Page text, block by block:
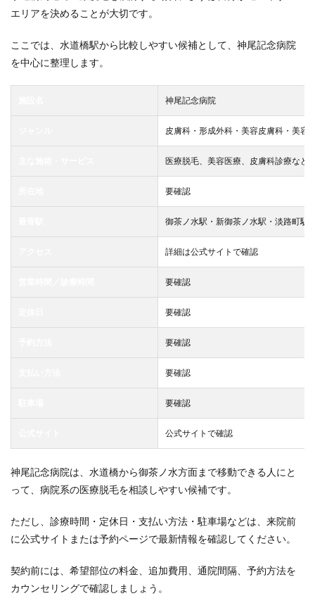
エリアを決めることが大切です。
ここでは、水道橋駅から比較しやすい候補として、神尾記念病院
を中心に整理します。
神尾記念病院
皮膚科・形成外科・美容皮膚科・美容
医療脱毛、美容医療、皮膚科診療など
要確認
御茶ノ水駅・新御茶ノ水駅・淡路町駅
詳細は公式サイトで確認
要確認
要確認
要確認
要確認
要確認
公式サイトで確認
神尾記念病院は、水道橋から御茶ノ水方面まで移動できる人にと
って、病院系の医療脱毛を相談しやすい候補です。
ただし、診療時間・定休日・支払い方法・駐車場などは、来院前
に公式サイトまたは予約ページで最新情報を確認してください。
契約前には、希望部位の料金、追加費用、通院間隔、予約方法を
カウンセリングで確認しましょう。